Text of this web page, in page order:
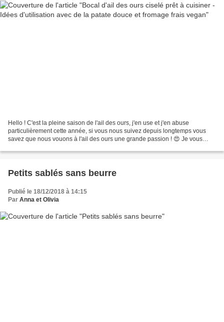
Hello ! C'est la pleine saison de l'ail des ours, j'en use et j'en abuse
particulièrement cette année, si vous nous suivez depuis longtemps vous
savez que nous vouons à l'ail des ours une grande passion ! 😍 Je vous
Petits sablés sans beurre
Publié le 18/12/2018 à 14:15
Par Anna et Olivia